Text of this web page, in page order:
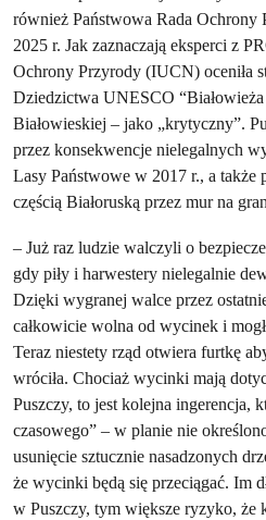
również Państwowa Rada
2025 r. Jak zaznaczają eksperci z
Ochrony Przyrody (IUCN) oceniła
Dziedzictwa UNESCO “Białowieża
Białowieskiej – jako „krytyczny”.
przez konsekwencje nielegalnych
Lasy Państwowe w 2017 r., a także
częścią Białoruską przez mur na
– Już raz ludzie walczyli o
gdy piły i harwestery nielegalnie
Dzięki wygranej walce przez
całkowicie wolna od wycinek i
Teraz niestety rząd otwiera furtkę
wróciła. Chociaż wycinki mają
Puszczy, to jest kolejna ingerencja,
czasowego” – w planie nie
usunięcie sztucznie nasadzonych
że wycinki będą się przeciągać. Im
w Puszczy, tym większe ryzyko, że